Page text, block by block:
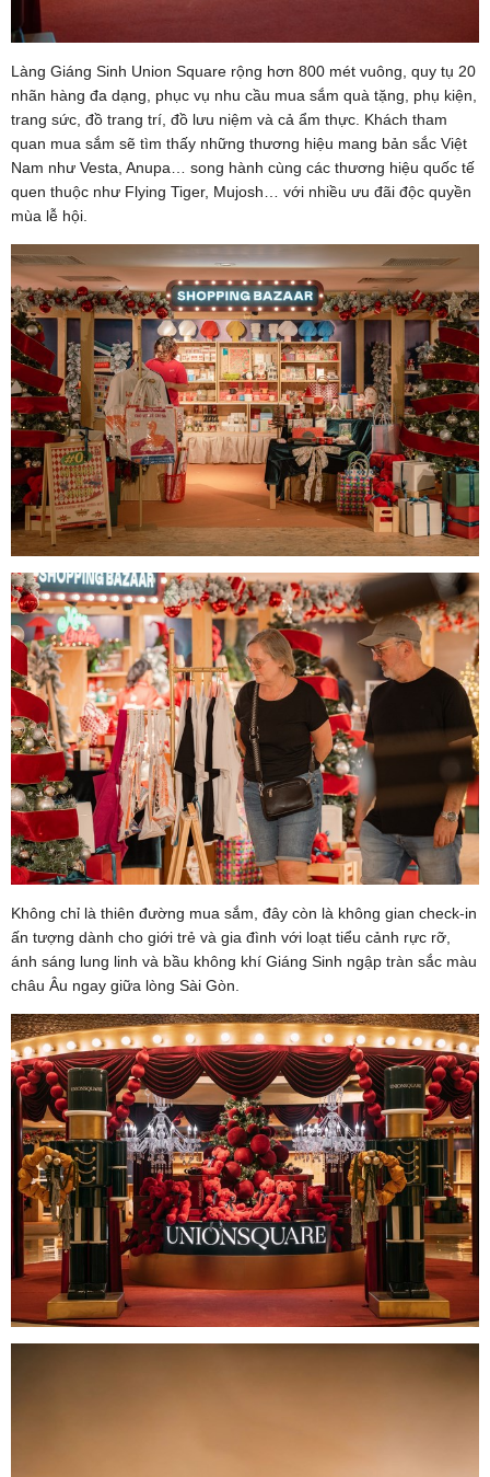
Làng Giáng Sinh Union Square rộng hơn 800 mét vuông, quy tụ 20
nhãn hàng đa dạng, phục vụ nhu cầu mua sắm quà tặng, phụ kiện,
trang sức, đồ trang trí, đồ lưu niệm và cả ẩm thực. Khách tham
quan mua sắm sẽ tìm thấy những thương hiệu mang bản sắc Việt
Nam như Vesta, Anupa… song hành cùng các thương hiệu quốc tế
quen thuộc như Flying Tiger, Mujosh… với nhiều ưu đãi độc quyền
mùa lễ hội.
Không chỉ là thiên đường mua sắm, đây còn là không gian check-in
ấn tượng dành cho giới trẻ và gia đình với loạt tiểu cảnh rực rỡ,
ánh sáng lung linh và bầu không khí Giáng Sinh ngập tràn sắc màu
châu Âu ngay giữa lòng Sài Gòn.